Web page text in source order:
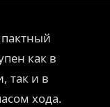
как в
так и в
хода.